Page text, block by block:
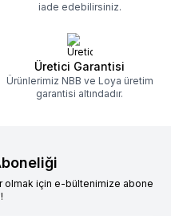
iade edebilirsiniz.
Üretici Garantisi
Ürünlerimiz NBB ve Loya üretim
garantisi altındadır.
olmak için e-bültenimize abone